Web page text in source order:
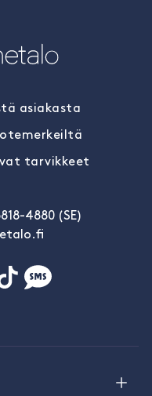
asiakasta
tarvikkeet
4880 (SE)